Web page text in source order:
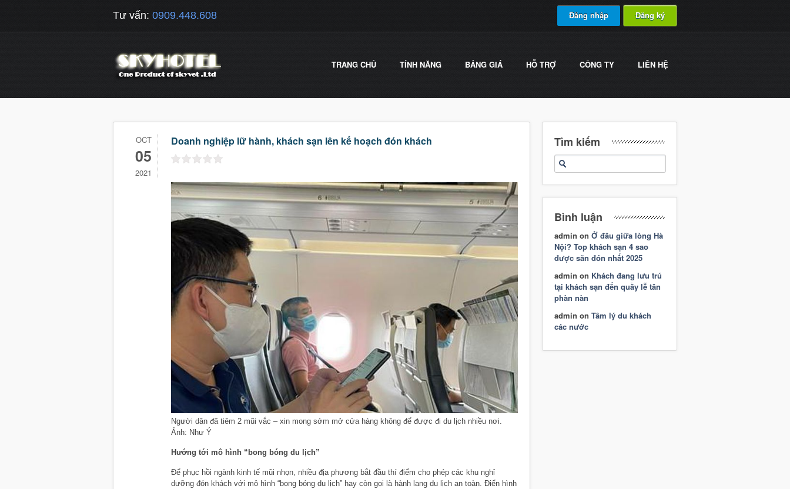
Tư vấn: 0909.448.608 Đăng nhập Đăng ký
TRANG CHỦ TÍNH NĂNG BẢNG GIÁ HỖ TRỢ CÔNG TY LIÊN HỆ
OCT
05
2021
Doanh nghiệp lữ hành, khách sạn lên kế hoạch đón khách
Người dân đã tiêm 2 mũi vắc – xin mong sớm mở cửa hàng không để được đi du lịch nhiều nơi.
Ảnh: Như Ý
Hướng tới mô hình “bong bóng du lịch”
Để phục hồi ngành kinh tế mũi nhọn, nhiều địa phương bắt đầu thí điểm cho phép các khu nghỉ
dưỡng đón khách với mô hình “bong bóng du lịch” hay còn gọi là hành lang du lịch an toàn. Điển hình
Tìm kiếm
Bình luận
admin on Ở đâu giữa lòng Hà
Nội? Top khách sạn 4 sao
được săn đón nhất 2025
admin on Khách đang lưu trú
tại khách sạn đến quầy lễ tân
phàn nàn
admin on Tâm lý du khách
các nước